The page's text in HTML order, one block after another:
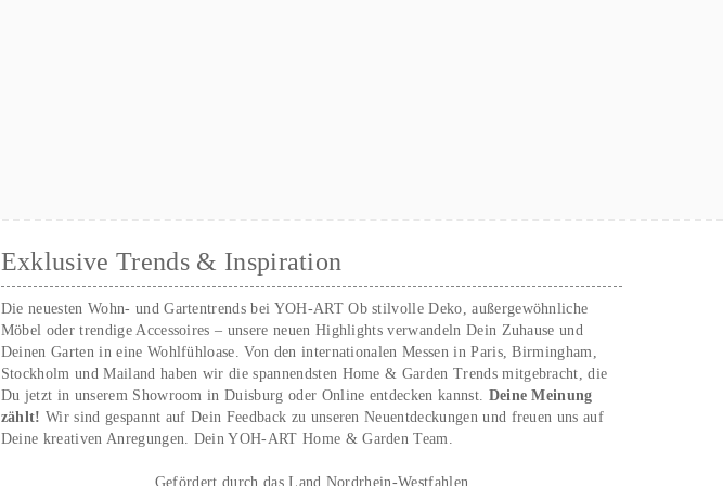
Exklusive Trends & Inspiration
Die neuesten Wohn- und Gartentrends bei YOH‑ART Ob stilvolle Deko, außergewöhnliche
Möbel oder trendige Accessoires – unsere neuen Highlights verwandeln Dein Zuhause und
Deinen Garten in eine Wohlfühloase. Von den internationalen Messen in Paris, Birmingham,
Stockholm und Mailand haben wir die spannendsten Home & Garden Trends mitgebracht, die
Du jetzt in unserem Showroom in Duisburg oder Online entdecken kannst. Deine Meinung
zählt!Wir sind gespannt auf Dein Feedback zu unseren Neuentdeckungen und freuen uns auf
Deine kreativen Anregungen. Dein YOH‑ART Home & Garden Team.
Gefördert durch das Land Nordrhein-Westfahlen